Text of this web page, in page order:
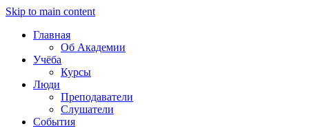
Skip to main content
Главная
Об Академии
Учёба
Курсы
Люди
Преподаватели
Слушатели
События